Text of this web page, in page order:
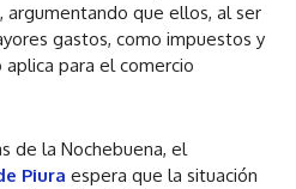
que ellos, al ser
gastos, como impuestos y
para el comercio
de la Nochebuena, el
Piura espera que la situación